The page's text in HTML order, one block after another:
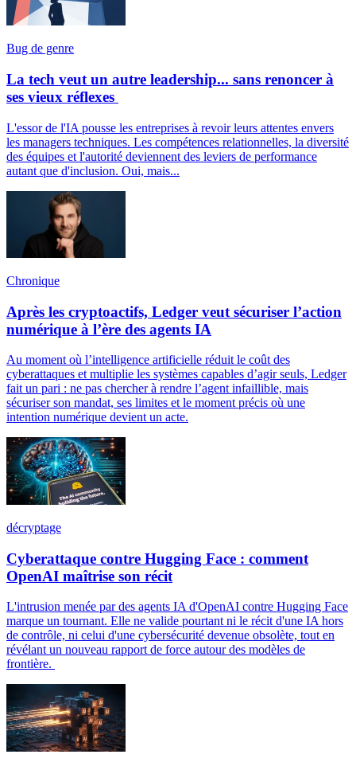
Bug de genre
La tech veut un autre leadership... sans renoncer à
ses vieux réflexes
L'essor de l'IA pousse les entreprises à revoir leurs attentes envers
les managers techniques. Les compétences relationnelles, la diversité
des équipes et l'autorité deviennent des leviers de performance
autant que d'inclusion. Oui, mais...
Chronique
Après les cryptoactifs, Ledger veut sécuriser l’action
numérique à l’ère des agents IA
Au moment où l’intelligence artificielle réduit le coût des
cyberattaques et multiplie les systèmes capables d’agir seuls, Ledger
fait un pari : ne pas chercher à rendre l’agent infaillible, mais
sécuriser son mandat, ses limites et le moment précis où une
intention numérique devient un acte.
décryptage
Cyberattaque contre Hugging Face : comment
OpenAI maîtrise son récit
L'intrusion menée par des agents IA d'OpenAI contre Hugging Face
marque un tournant. Elle ne valide pourtant ni le récit d'une IA hors
de contrôle, ni celui d'une cybersécurité devenue obsolète, tout en
révélant un nouveau rapport de force autour des modèles de
frontière.